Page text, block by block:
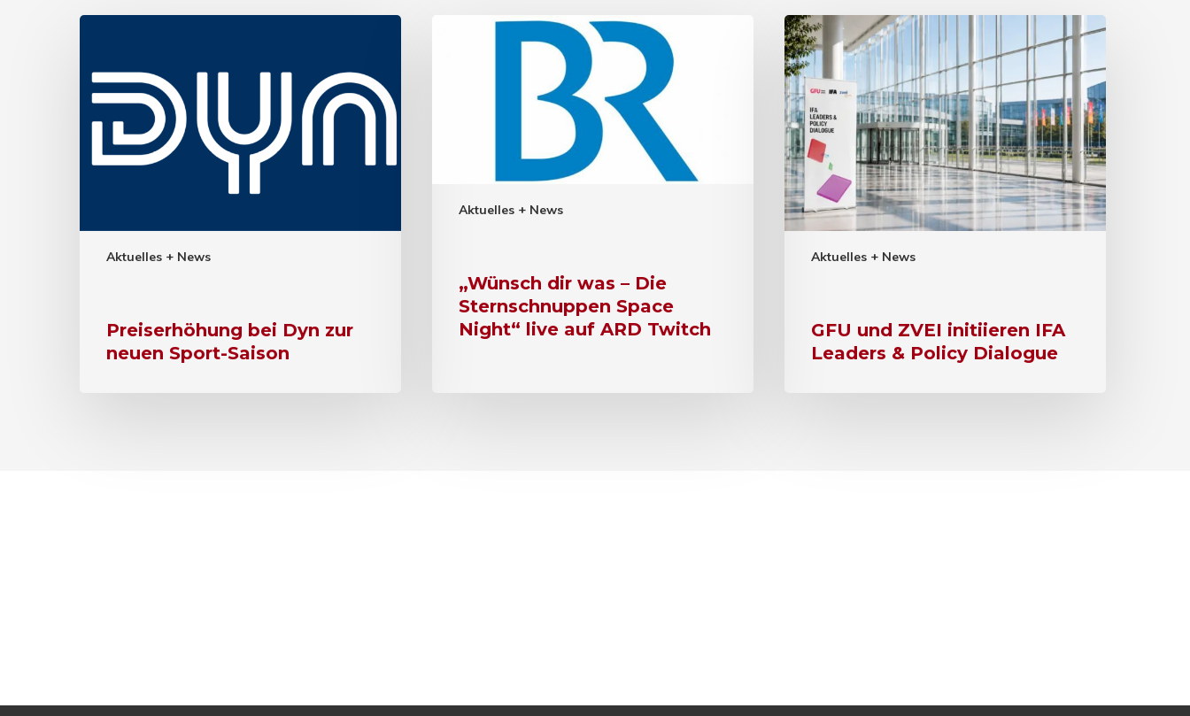
Aktuelles + News
Preiserhöhung bei Dyn zur
neuen Sport-Saison
Aktuelles + News
„Wünsch dir was – Die
Sternschnuppen Space
Night“ live auf ARD Twitch
Aktuelles + News
GFU und ZVEI initiieren IFA
Leaders & Policy Dialogue